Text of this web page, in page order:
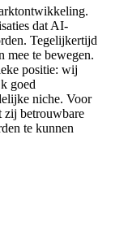
dat AI-
Tegelijkertijd
mee te bewegen.
positie: wij
goed
niche. Voor
zij betrouwbare
te kunnen